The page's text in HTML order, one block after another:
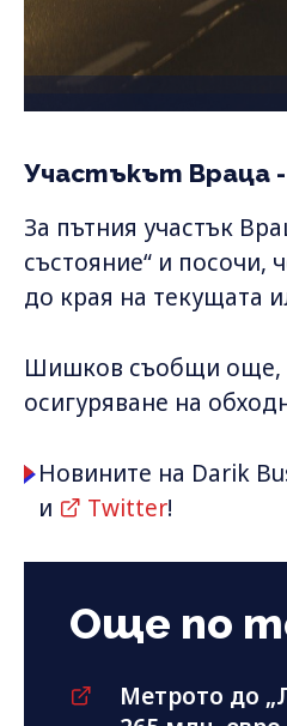
Участъкът Враца
За пътния участък
състояние“ и посочи,
до края на текущата
Шишков съобщи още,
осигуряване на
Новините на Darik
и
Twitter!
Още по
Метрото до